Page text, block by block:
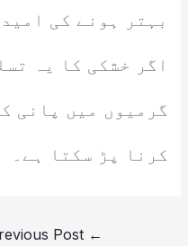
بہتر ہونے کی
اگر خشکی کا یہ
گرمیوں میں پانی
کرنا پڑ سکتا ہے۔
←